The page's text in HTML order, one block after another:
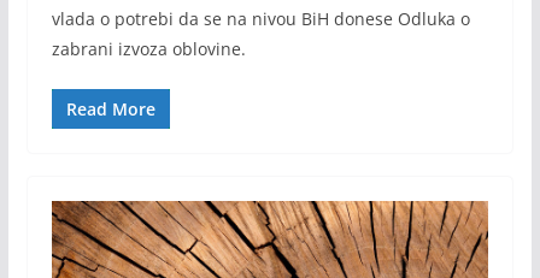
vlada o potrebi da se na nivou BiH donese Odluka o
zabrani izvoza oblovine.
Read More